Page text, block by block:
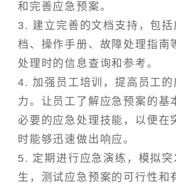
和完善应急预案。
3. 建立完善的文档支持，包括
档、操作手册、故障处理指南
处理时的信息查询和参考。
4. 加强员工培训，提高员工的
力。让员工了解应急预案的基
必要的应急处理技能，以便在
时能够迅速做出响应。
5. 定期进行应急演练，模拟突
生，测试应急预案的可行性和